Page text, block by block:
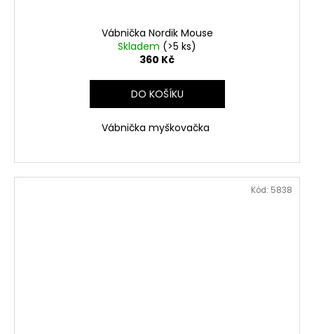
Vábnička Nordik Mouse
Skladem (>5 ks)
360 Kč
DO KOŠÍKU
Vábnička myškovačka
Kód: 5838